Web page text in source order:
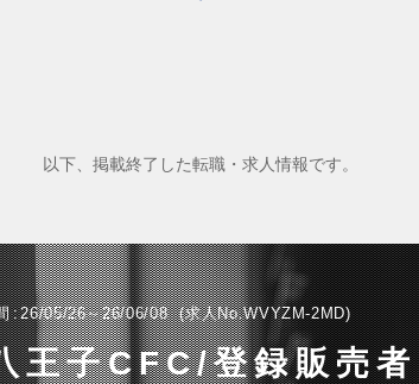
以下、掲載終了した転職・求人情報です。
26/05/26～26/06/08 求人No.WVYZM-2MD
王子CFC/登録販売